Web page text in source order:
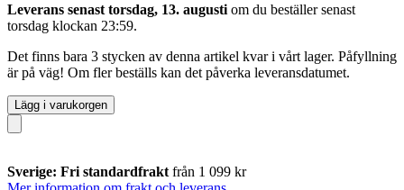
Leverans senast torsdag, 13. augusti om du beställer senast
torsdag klockan 23:59.
Det finns bara 3 stycken av denna artikel kvar i vårt lager. Påfyllning
är på väg! Om fler beställs kan det påverka leveransdatumet.
Lägg i varukorgen
Sverige: Fri standardfrakt från 1 099 kr